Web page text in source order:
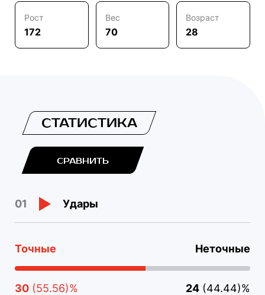
Рост
172
Вес
70
Возраст
28
СТАТИСТИКА
СРАВНИТЬ
01 Удары
Точные Неточные
30 (55.56)% 24 (44.44)%